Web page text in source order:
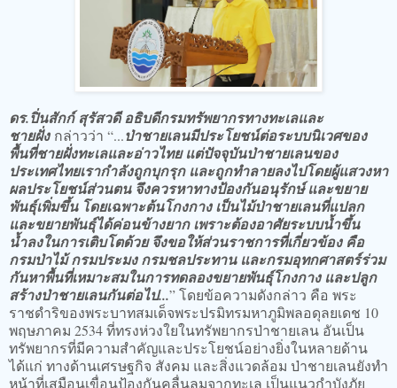
ดร.ปิ่นสักก์ สุรัสวดี อธิบดีกรมทรัพยากรทางทะเลและ
ชายฝั่ง กล่าวว่า “...ป่าชายเลนมีประโยชน์ต่อระบบนิเวศของ
พื้นที่ชายฝั่งทะเลและอ่าวไทย แต่ปัจจุบันป่าชายเลนของ
ประเทศไทยเรากำลังถูกบุกรุก และถูกทำลายลงไปโดยผู้แสวงหา
ผลประโยชน์ส่วนตน จึงควรหาทางป้องกันอนุรักษ์ และขยาย
พันธุ์เพิ่มขึ้น โดยเฉพาะต้นโกงกาง เป็นไม้ป่าชายเลนที่แปลก
และขยายพันธุ์ได้ค่อนข้างยาก เพราะต้องอาศัยระบบน้ำขึ้น
น้ำลงในการเติบโตด้วย จึงขอให้ส่วนราชการที่เกี่ยวข้อง คือ
กรมป่าไม้ กรมประมง กรมชลประทาน และกรมอุทกศาสตร์ร่วม
กันหาพื้นที่เหมาะสมในการทดลองขยายพันธุ์โกงกาง และปลูก
สร้างป่าชายเลนกันต่อไป...” โดยข้อความดังกล่าว คือ พระ
ราชดำริของพระบาทสมเด็จพระปรมิทรมหาภูมิพลอดุลยเดช 10
พฤษภาคม 2534 ที่ทรงห่วงใยในทรัพยากรป่าชายเลน อันเป็น
ทรัพยากรที่มีความสำคัญและประโยชน์อย่างยิ่งในหลายด้าน
ได้แก่ ทางด้านเศรษฐกิจ สังคม และสิ่งแวดล้อม ป่าชายเลนยังทำ
หน้าที่เสมือนเขื่อนป้องกันคลื่นลมจากทะเล เป็นแนวกำบังภัย